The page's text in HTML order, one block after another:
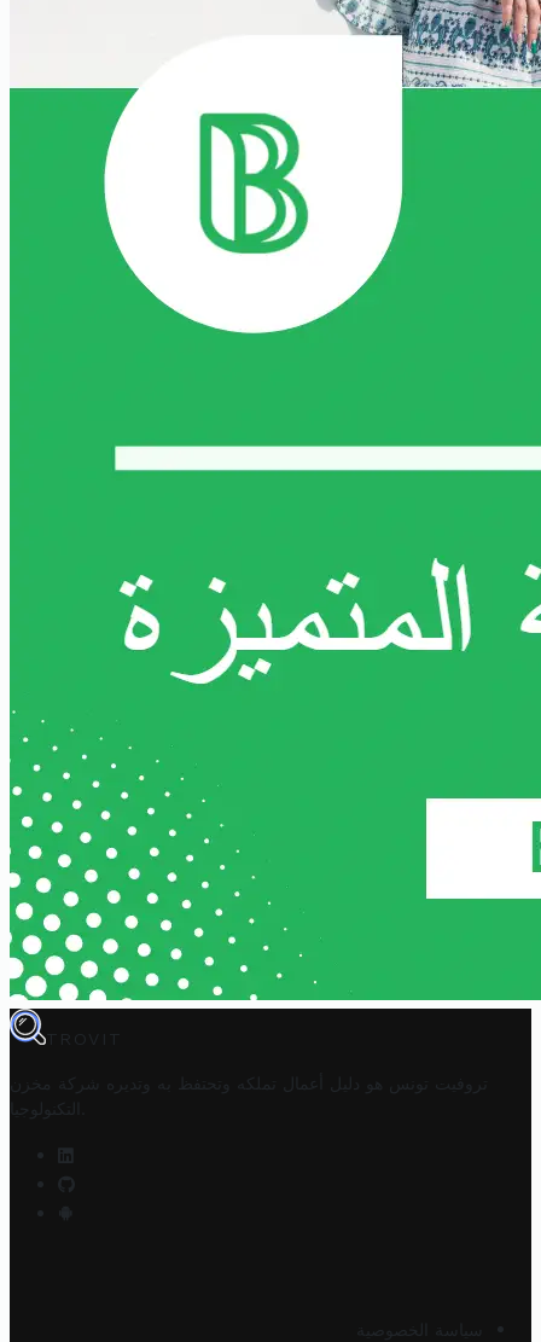
TROVIT
تروفيت تونس هو دليل أعمال تملكه وتحتفظ به وتديره
شركة مخزن
التكنولوجيا
سياسة الخصوصية